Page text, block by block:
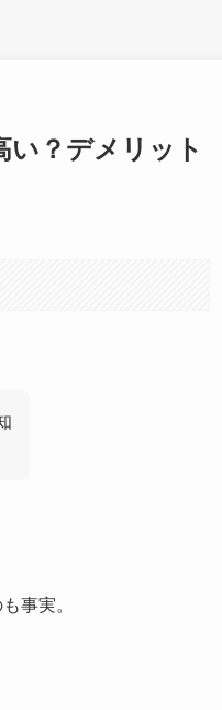
い？デメリット
事実。